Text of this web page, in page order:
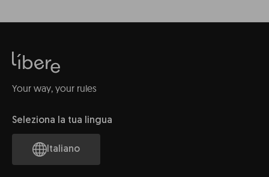
Your way, your rules
Seleziona la tua lingua
Italiano